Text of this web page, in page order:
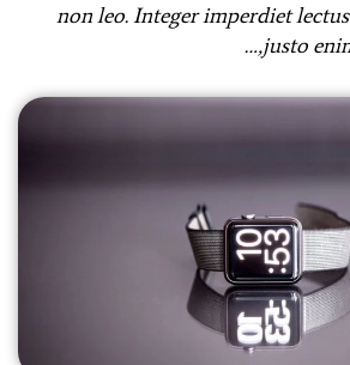
non leo. Integer imperdiet
justo